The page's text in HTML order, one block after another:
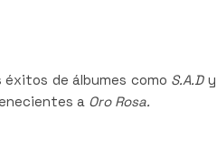
de álbumes como S.A.Dy
a Oro Rosa.